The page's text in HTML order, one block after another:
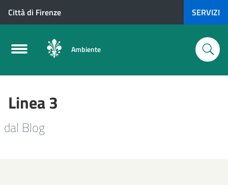
Città di Firenze SERVIZI
Ambiente
Linea 3
dal Blog